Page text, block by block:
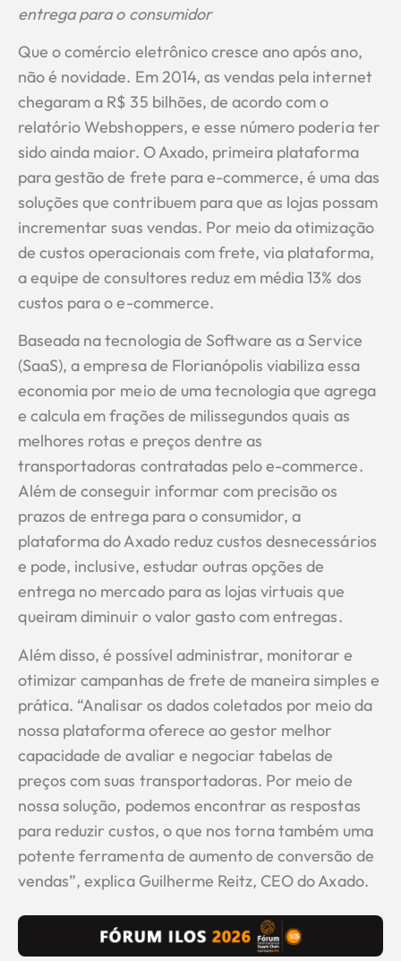
entrega para o consumidor
Que o comércio eletrônico cresce ano após ano,
não é novidade. Em 2014, as vendas pela internet
chegaram a R$ 35 bilhões, de acordo com o
relatório Webshoppers, e esse número poderia ter
sido ainda maior. O Axado, primeira plataforma
para gestão de frete para e-commerce, é uma das
soluções que contribuem para que as lojas possam
incrementar suas vendas. Por meio da otimização
de custos operacionais com frete, via plataforma,
a equipe de consultores reduz em média 13% dos
custos para o e-commerce.
Baseada na tecnologia de Software as a Service
(SaaS), a empresa de Florianópolis viabiliza essa
economia por meio de uma tecnologia que agrega
e calcula em frações de milissegundos quais as
melhores rotas e preços dentre as
transportadoras contratadas pelo e-commerce.
Além de conseguir informar com precisão os
prazos de entrega para o consumidor, a
plataforma do Axado reduz custos desnecessários
e pode, inclusive, estudar outras opções de
entrega no mercado para as lojas virtuais que
queiram diminuir o valor gasto com entregas.
Além disso, é possível administrar, monitorar e
otimizar campanhas de frete de maneira simples e
prática. “Analisar os dados coletados por meio da
nossa plataforma oferece ao gestor melhor
capacidade de avaliar e negociar tabelas de
preços com suas transportadoras. Por meio de
nossa solução, podemos encontrar as respostas
para reduzir custos, o que nos torna também uma
potente ferramenta de aumento de conversão de
vendas”, explica Guilherme Reitz, CEO do Axado.